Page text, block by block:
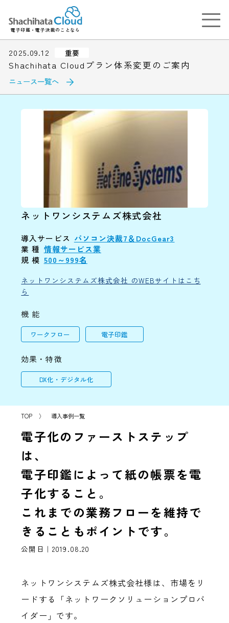
電子印鑑・電子決裁のことなら
2025.09.12 重要
Shachihata Cloudプラン体系変更のご案内
ニュース一覧へ
ネットワンシステムズ株式会社
導入サービス パソコン決裁7＆DocGear3
業 種 情報サービス業
規 模 500～999名
ネットワンシステムズ株式会社 のWEBサイトはこち
ら
機 能
ワークフロー 電子印鑑
効果・特徴
DX化・デジタル化
TOP 〉 導入事例一覧
電子化のファーストステップ
は、
電子印鑑によって紙の帳票を電
子化すること。
これまでの業務フローを維持で
きることもポイントです。
公開日｜2019.08.20
ネットワンシステムズ株式会社様は、市場をリ
ードする「ネットワークソリューションプロバ
イダー」です。